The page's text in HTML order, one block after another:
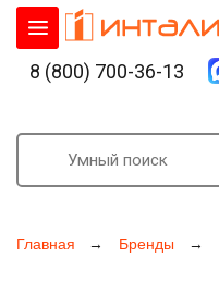
Главная Бренды
8 (800) 700-36-13